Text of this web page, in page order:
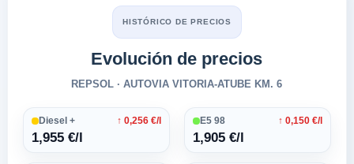
HISTÓRICO DE PRECIOS
Evolución de precios
REPSOL · AUTOVIA VITORIA-ATUBE KM. 6
Diesel +
1,955 €/l
↑ 0,256 €/l E5 98
1,905 €/l
↑ 0,150 €/l